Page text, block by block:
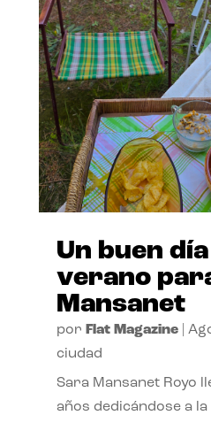
Un buen
verano
Mansanet
por Flat Magazine|
ciudad
Sara Mansanet Royo
años dedicándose a